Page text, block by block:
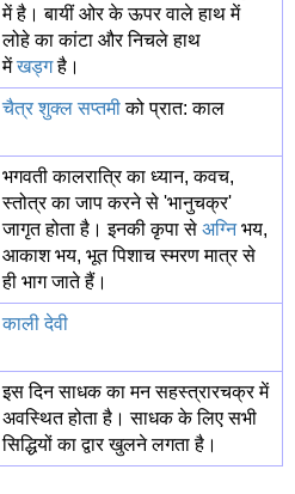
में है। बायीं ओर के ऊपर वाले हाथ में
लोहे का कांटा और निचले हाथ
मेंखड्गहै।
चैत्र शुक्ल सप्तमीको प्रात: काल
भगवती कालरात्रि का ध्यान, कवच,
स्तोत्र का जाप करने से 'भानुचक्र'
जागृत होता है। इनकी कृपा से अग्निभय,
आकाश भय, भूत पिशाच स्मरण मात्र से
ही भाग जाते हैं।
काली देवी
इस दिन साधक का मन सहस्त्रारचक्र में
अवस्थित होता है। साधक के लिए सभी
सिद्धियों का द्वार खुलने लगता है।